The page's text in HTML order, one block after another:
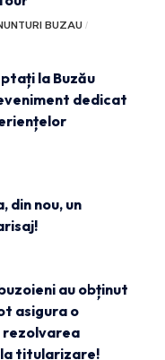
BUZAU
la Buzău
dedicat
din nou, un
au obținut
asigura o
rezolvarea
titularizare!